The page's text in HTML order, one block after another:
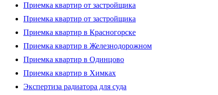
Приемка квартир от застройщика
Приемка квартир от застройщика
Приемка квартир в Красногорске
Приемка квартир в Железнодорожном
Приемка квартир в Одинцово
Приемка квартир в Химках
Экспертиза радиатора для суда